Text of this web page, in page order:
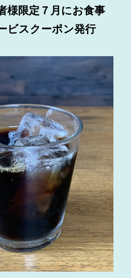
様限定７月にお食事
ビスクーポン発行